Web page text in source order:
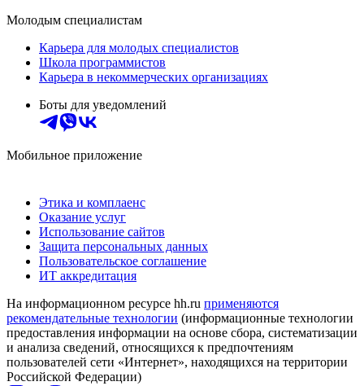
Молодым специалистам
Карьера для молодых специалистов
Школа программистов
Карьера в некоммерческих организациях
Боты для уведомлений
Мобильное приложение
Этика и комплаенс
Оказание услуг
Использование сайтов
Защита персональных данных
Пользовательское соглашение
ИТ аккредитация
На информационном ресурсе hh.ru применяются
рекомендательные технологии (информационные технологии
предоставления информации на основе сбора, систематизации
и анализа сведений, относящихся к предпочтениям
пользователей сети «Интернет», находящихся на территории
Российской Федерации)